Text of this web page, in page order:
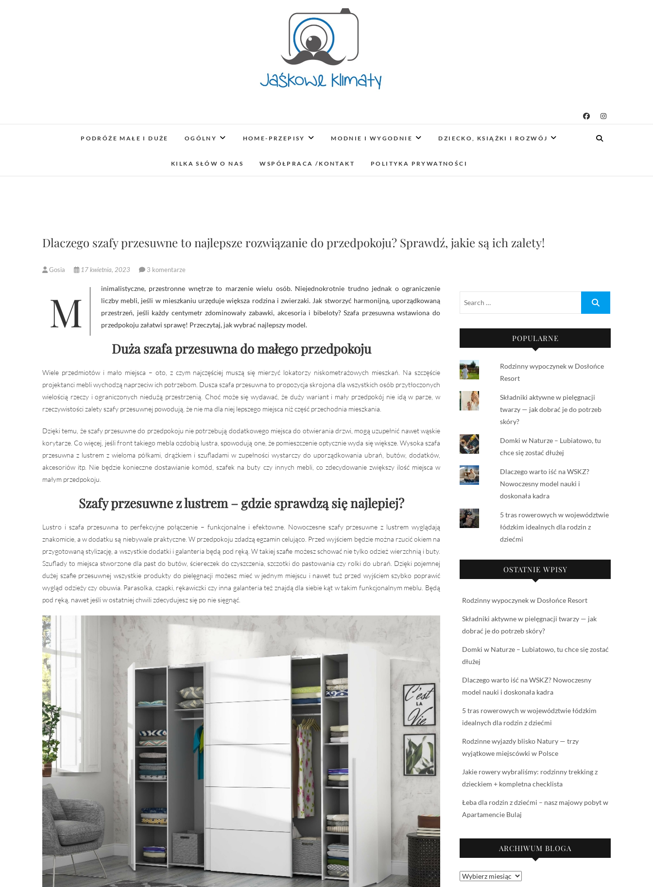
Jaśkowe klimaty-Blog rodzicielsko-
lifestylowy
OPISUJEMY ŻYCIE. ZABAWA POŁĄCZONA Z NAUKĄ, CIEKAWE PROJEKTY DIY Z DZIECKIEM,
PODRÓŻE MAŁE I DUŻE OGÓLNY HOME-PRZEPISY MODNIE I WYGODNIE DZIECKO, KSIĄŻKI I ROZWÓJ
KILKA SŁÓW O NAS WSPÓŁPRACA /KONTAKT POLITYKA PRYWATNOŚCI
Dlaczego szafy przesuwne to najlepsze rozwiązanie do przedpokoju? Sprawdź, jakie są ich zalety!
Gosia 17 kwietnia, 2023 3 komentarze
Minimalistyczne, przestronne wnętrze to marzenie wielu osób. Niejednokrotnie trudno jednak o ograniczenie
liczby mebli, jeśli w mieszkaniu urzęduje większa rodzina i zwierzaki. Jak stworzyć harmonijną, uporządkowaną
przestrzeń, jeśli każdy centymetr zdominowały zabawki, akcesoria i bibeloty? Szafa przesuwna wstawiona do
przedpokoju załatwi sprawę! Przeczytaj, jak wybrać najlepszy model.
Duża szafa przesuwna do małego przedpokoju
Wiele przedmiotów i mało miejsca – oto, z czym najczęściej muszą się mierzyć lokatorzy niskometrażowych mieszkań. Na szczęście
projektanci mebli wychodzą naprzeciw ich potrzebom. Dusza szafa przesuwna to propozycja skrojona dla wszystkich osób przytłoczonych
wielością rzeczy i ograniczonych niedużą przestrzenią. Choć może się wydawać, że duży wariant i mały przedpokój nie idą w parze, w
rzeczywistości zalety szafy przesuwnej powodują, że nie ma dla niej lepszego miejsca niż część przechodnia mieszkania.
Dzięki temu, że szafy przesuwne do przedpokoju nie potrzebują dodatkowego miejsca do otwierania drzwi, mogą uzupełnić nawet wąskie
korytarze. Co więcej, jeśli front takiego mebla ozdobią lustra, spowodują one, że pomieszczenie optycznie wyda się większe. Wysoka szafa
przesuwna z lustrem z wieloma półkami, drążkiem i szufladami w zupełności wystarczy do uporządkowania ubrań, butów, dodatków,
akcesoriów itp. Nie będzie konieczne dostawianie komód, szafek na buty czy innych mebli, co zdecydowanie zwiększy ilość miejsca w
małym przedpokoju.
Szafy przesuwne z lustrem – gdzie sprawdzą się najlepiej?
Lustro i szafa przesuwna to perfekcyjne połączenie – funkcjonalne i efektowne. Nowoczesne szafy przesuwne z lustrem wyglądają
znakomicie, a w dodatku są niebywale praktyczne. W przedpokoju zdadzą egzamin celująco. Przed wyjściem będzie można rzucić okiem na
przygotowaną stylizację, a wszystkie dodatki i galanteria będą pod ręką. W takiej szafie możesz schować nie tylko odzież wierzchnią i buty.
Szuflady to miejsca stworzone dla past do butów, ściereczek do czyszczenia, szczotki do pastowania czy rolki do ubrań. Dzięki pojemnej
dużej szafie przesuwnej wszystkie produkty do pielęgnacji możesz mieć w jednym miejscu i nawet tuż przed wyjściem szybko poprawić
wygląd odzieży czy obuwia. Parasolka, czapki, rękawiczki czy inna galanteria też znajdą dla siebie kąt w takim funkcjonalnym meblu. Będą
pod ręką, nawet jeśli w ostatniej chwili zdecydujesz się po nie sięgnąć.
POPULARNE
Rodzinny wypoczynek w Dosłońce
Resort
Składniki aktywne w pielęgnacji
twarzy — jak dobrać je do potrzeb
skóry?
Domki w Naturze – Lubiatowo, tu
chce się zostać dłużej
Dlaczego warto iść na WSKZ?
Nowoczesny model nauki i
doskonała kadra
5 tras rowerowych w województwie
łódzkim idealnych dla rodzin z
dziećmi
OSTATNIE WPISY
Rodzinny wypoczynek w Dosłońce Resort
Składniki aktywne w pielęgnacji twarzy — jak
dobrać je do potrzeb skóry?
Domki w Naturze – Lubiatowo, tu chce się zostać
dłużej
Dlaczego warto iść na WSKZ? Nowoczesny
model nauki i doskonała kadra
5 tras rowerowych w województwie łódzkim
idealnych dla rodzin z dziećmi
Rodzinne wyjazdy blisko Natury — trzy
wyjątkowe miejscówki w Polsce
Jakie rowery wybraliśmy: rodzinny trekking z
dzieckiem + kompletna checklista
Łeba dla rodzin z dziećmi – nasz majowy pobyt w
Apartamencie Bulaj
ARCHIWUM BLOGA
Archiwum